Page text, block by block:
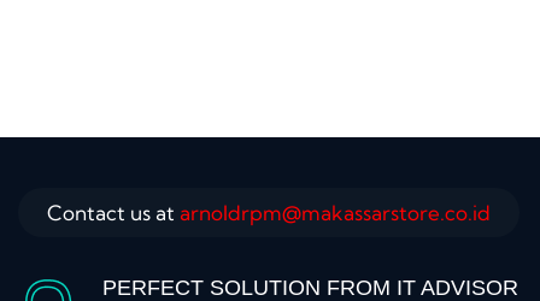
Contact us at arnoldrpm@makassarstore.co.id
PERFECT SOLUTION FROM IT ADVISOR